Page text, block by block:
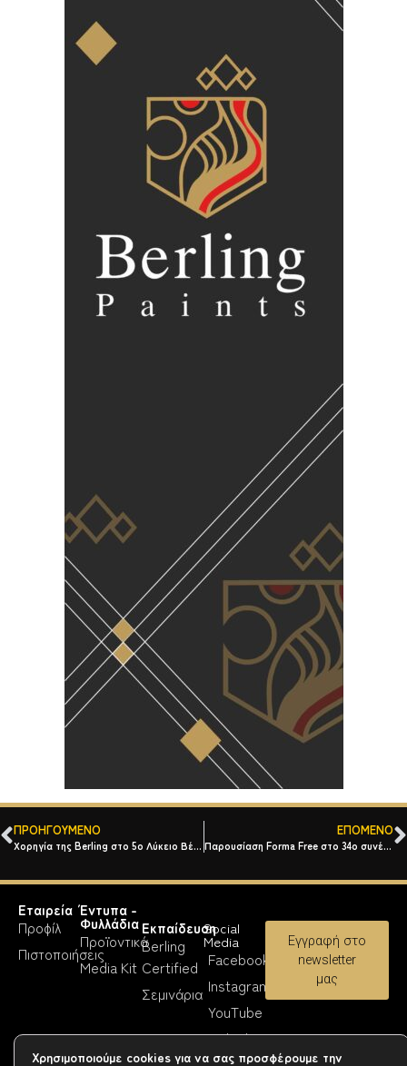
ΠΡΟΗΓΟΎΜΕΝΟ
Χορηγία της Berling στο 5ο Λύκειο Βέροιας
ΕΠΌΜΕΝΟ
Παρουσίαση Forma Free στο 34ο συνέδριο Europalso
Εταιρεία
Προφίλ
Πιστοποιήσεις
Έντυπα -
Φυλλάδια
Προϊοντικά
Media Kit
Εκπαίδευση
Berling
Certified
Σεμινάρια
Social
Media
Facebook
Instagram
YouTube
Linkedin
Εγγραφή στο
newsletter
μας
Χρησιμοποιούμε cookies για να σας προσφέρουμε την